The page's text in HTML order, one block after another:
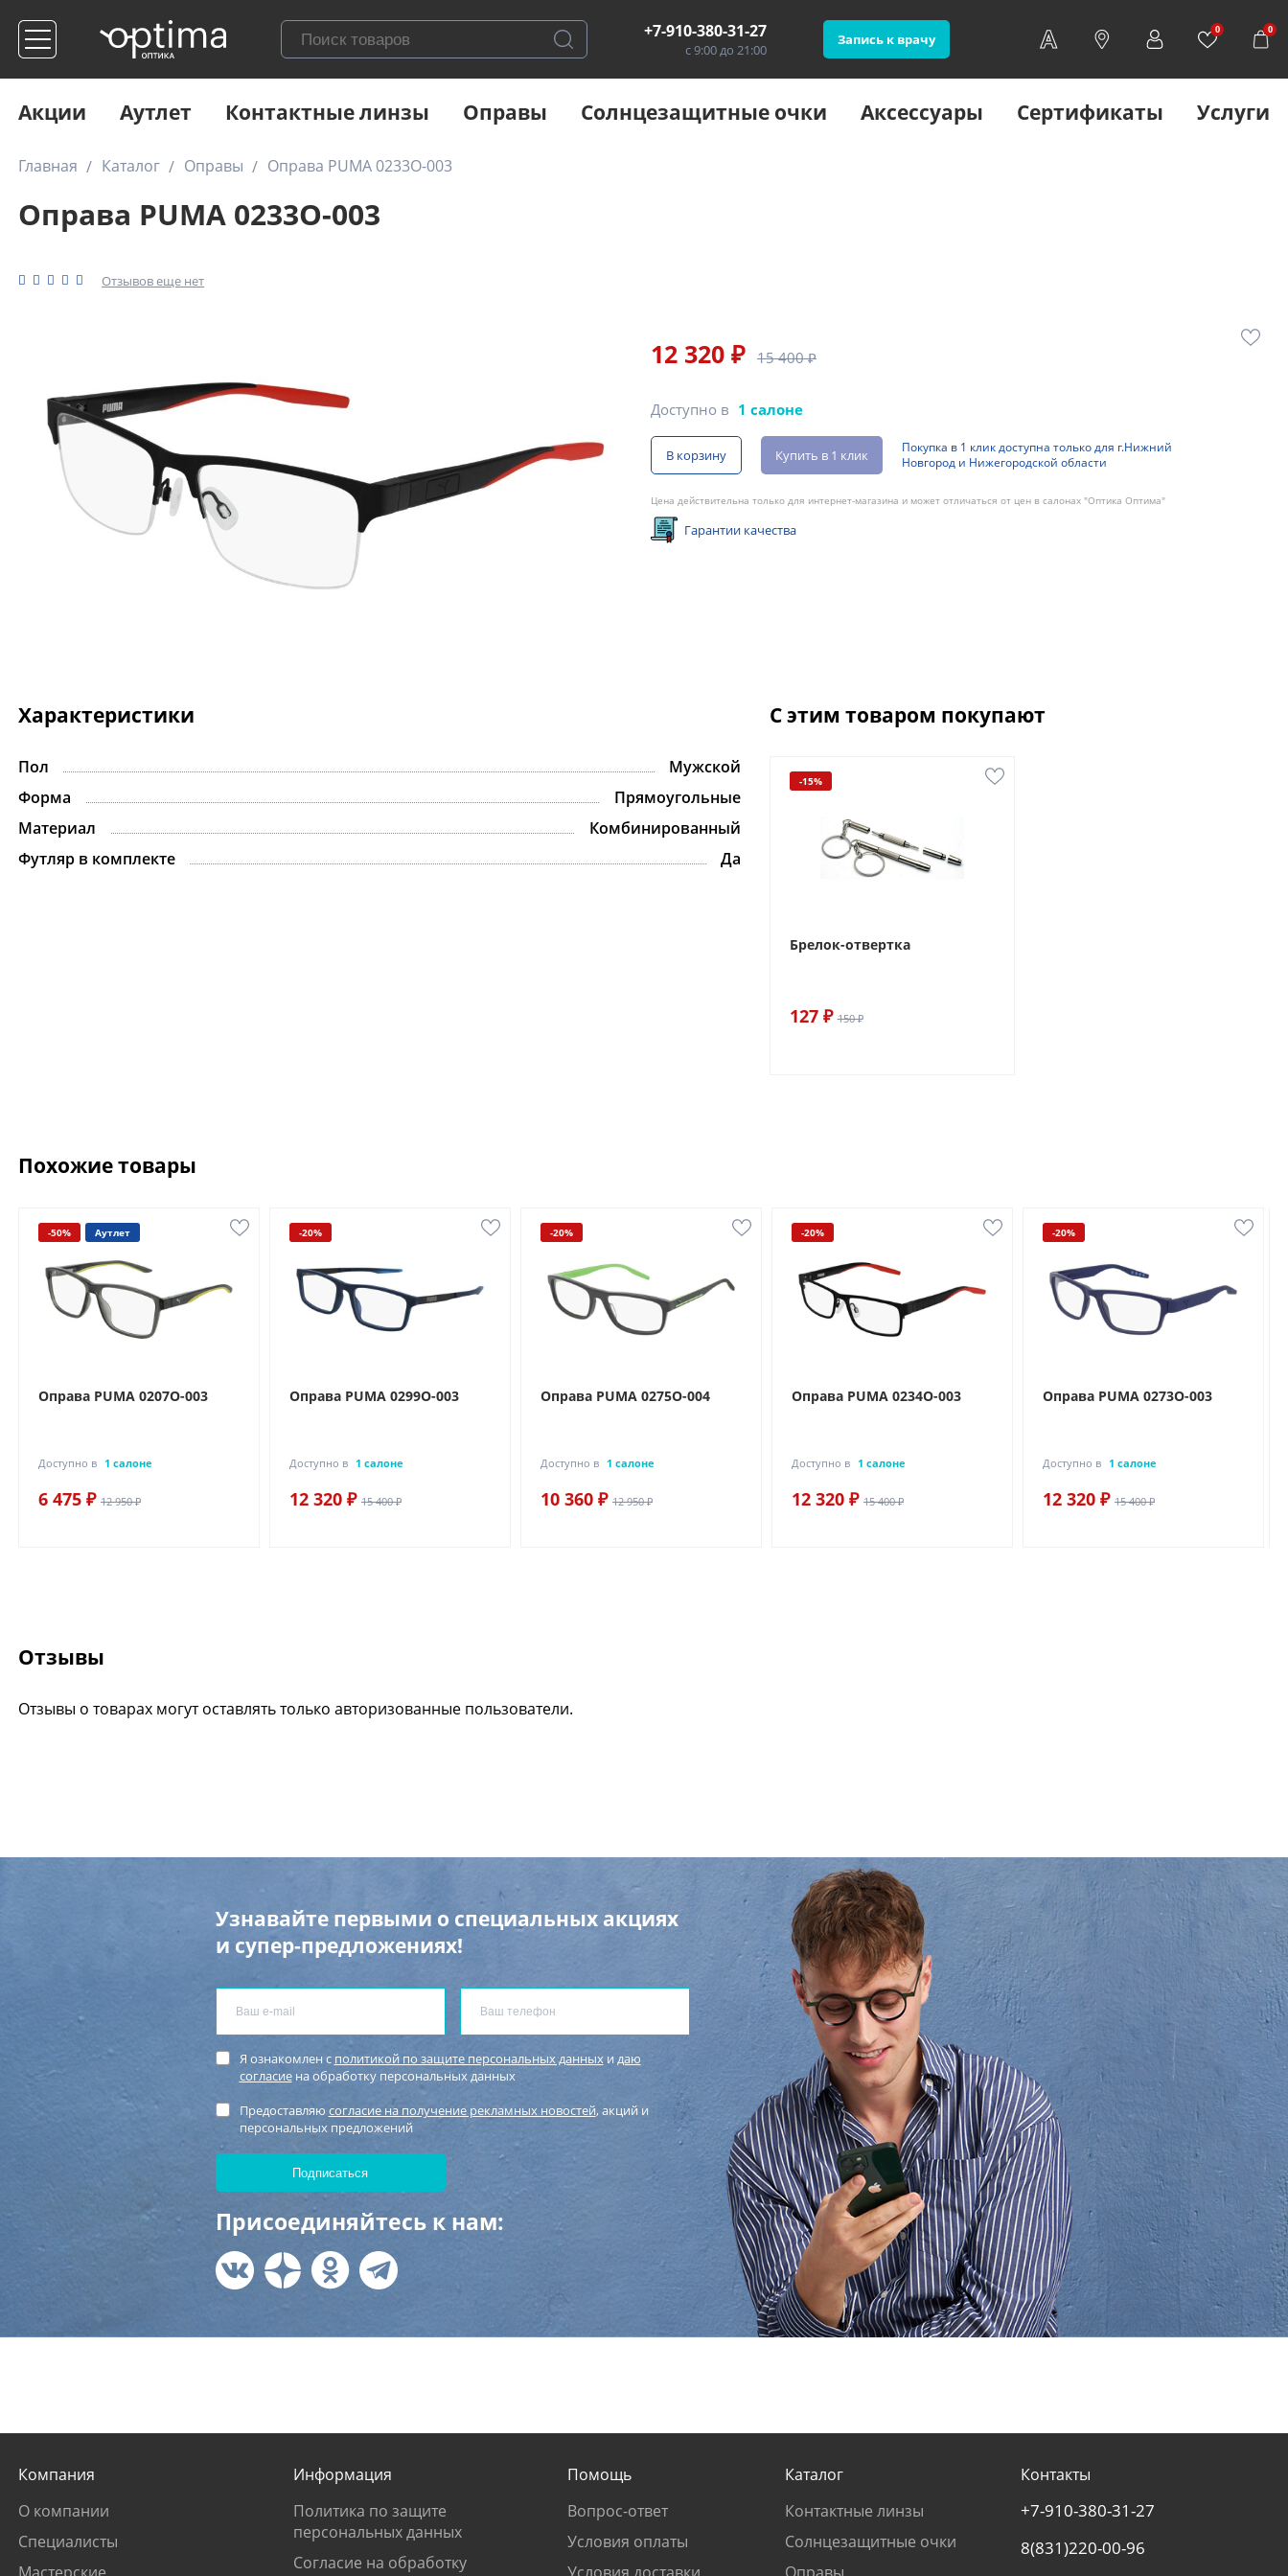
+7-910-380-31-27
с 9:00 до 21:00
Запись к врачу
0 0
Акции Аутлет Контактные линзы Оправы Солнцезащитные очки Аксессуары Сертификаты Услуги
Главная Каталог Оправы Оправа PUMA 0233O-003
Оправа PUMA 0233O-003
Отзывов еще нет
12 320 ₽ 15 400 ₽
Доступно в 1 салоне
В корзину Купить в 1 клик
Покупка в 1 клик доступна только для г.Нижний
Новгород и Нижегородской области
Цена действительна только для интернет-магазина и может отличаться от цен в салонах "Оптика Оптима"
Гарантии качества
Характеристики
Пол
Мужской
Форма
Прямоугольные
Материал
Комбинированный
Футляр в комплекте
Да
С этим товаром покупают
-15%
Брелок-отвертка
127 ₽ 150 ₽
Похожие товары
-50% Аутлет
Оправа PUMA 0207O-003
Доступно в 1 салоне
6 475 ₽ 12 950 ₽
-20%
Оправа PUMA 0299O-003
Доступно в 1 салоне
12 320 ₽ 15 400 ₽
-20%
Оправа PUMA 0275O-004
Доступно в 1 салоне
10 360 ₽ 12 950 ₽
-20%
Оправа PUMA 0234O-003
Доступно в 1 салоне
12 320 ₽ 15 400 ₽
-20%
Оправа PUMA 0273O-003
Доступно в 1 салоне
12 320 ₽ 15 400 ₽
Отзывы
Отзывы о товарах могут оставлять только авторизованные пользователи.
Узнавайте первыми о специальных акциях
и супер-предложениях!
Я ознакомлен с политикой по защите персональных данных и даю
согласиена обработку персональных данных
Предоставляю согласие на получение рекламных новостей, акций и
персональных предложений
Присоединяйтесь к нам:
Компания
О компании
Специалисты
Информация
Политика по защите
персональных данных
Согласие на обработку
Помощь
Вопрос-ответ
Условия оплаты
Каталог
Контактные линзы
Солнцезащитные очки
Контакты
+7-910-380-31-27
8(831)220-00-96